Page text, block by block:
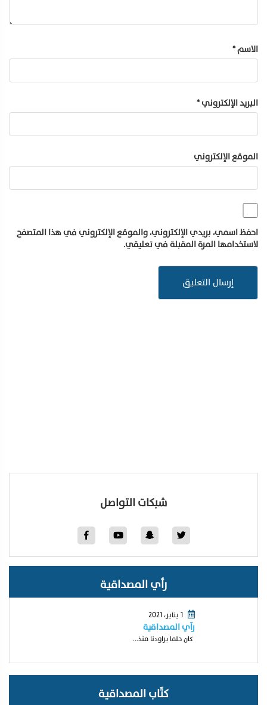
الاسم*
البريد الإلكتروني*
الموقع الإلكتروني
احفظ اسمي، بريدي الإلكتروني، والموقع الإلكتروني في هذا المتصفح
لاستخدامها المرة المقبلة في تعليقي.
شبكات التواصل
رأي المصداقية
1 يناير، 2021
رآي المصداقية
كان حلما يراودنا منذ...
كتّاب المصداقية